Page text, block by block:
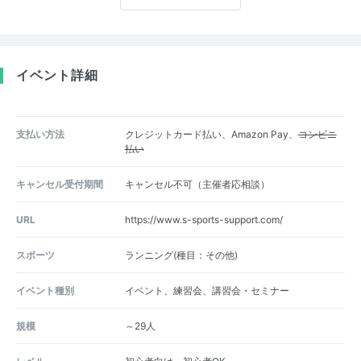
イベント詳細
支払い方法 クレジットカード払い、Amazon Pay、コンビニ
払い
キャンセル受付期間 キャンセル不可（主催者応相談）
URL https://www.s-sports-support.com/
スポーツ ランニング(種目：その他)
イベント種別 イベント、練習会、講習会・セミナー
規模 ～29人